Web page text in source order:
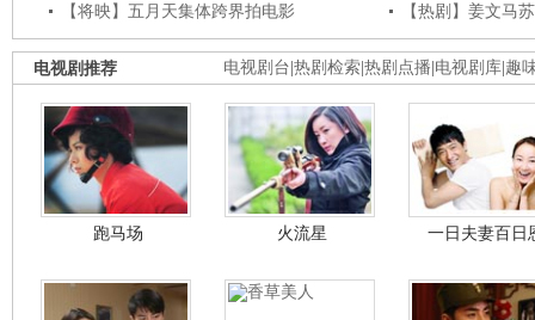
【将映】五月天集体跨界拍电影
【热剧】姜文马
电视剧台 热剧检索 热剧点播 电视剧库 趣
电视剧推荐
跑马场 火流星 一日夫妻百日